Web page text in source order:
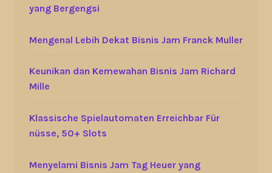
yang Bergengsi
Mengenal Lebih Dekat Bisnis Jam Franck Muller
Keunikan dan Kemewahan Bisnis Jam Richard
Mille
Klassische Spielautomaten Erreichbar Für
nüsse, 50+ Slots
Menyelami Bisnis Jam Tag Heuer yang